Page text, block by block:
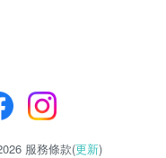
服務條款(更新)